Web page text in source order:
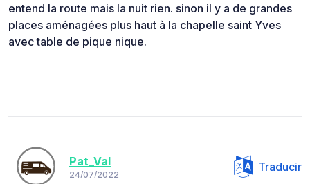
entend la route mais la nuit rien. sinon il y a de grandes
places aménagées plus haut à la chapelle saint Yves
avec table de pique nique.
Pat_Val
24/07/2022
Traducir